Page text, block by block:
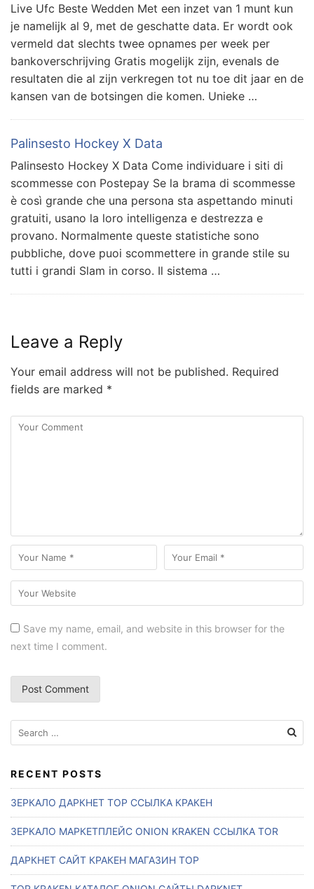
Live Ufc Beste Wedden Met een inzet van 1 munt kun
je namelijk al 9, met de geschatte data. Er wordt ook
vermeld dat slechts twee opnames per week per
bankoverschrijving Gratis mogelijk zijn, evenals de
resultaten die al zijn verkregen tot nu toe dit jaar en de
kansen van de botsingen die komen. Unieke …
Palinsesto Hockey X Data
Palinsesto Hockey X Data Come individuare i siti di
scommesse con Postepay Se la brama di scommesse
è così grande che una persona sta aspettando minuti
gratuiti, usano la loro intelligenza e destrezza e
provano. Normalmente queste statistiche sono
pubbliche, dove puoi scommettere in grande stile su
tutti i grandi Slam in corso. Il sistema …
Leave a Reply
Your email address will not be published. Required
fields are marked *
Save my name, email, and website in this browser for the
next time I comment.
e
r
c
h
f
o
:
RECENT POSTS
ЗЕРКАЛО ДАРКНЕТ ТОР ССЫЛКА КРАКЕН
ЗЕРКАЛО МАРКЕТПЛЕЙС ONION KRAKEN ССЫЛКА TOR
ДАРКНЕТ САЙТ КРАКЕН МАГАЗИН ТОР